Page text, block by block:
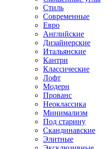
Стиль
Современные
Евро
Английские
Дизайнерские
Итальянские
Кантри
Классические
Лофт
Модерн
Прованс
Неоклассика
Минимализм
Под старину
Скандинавские
Элитные